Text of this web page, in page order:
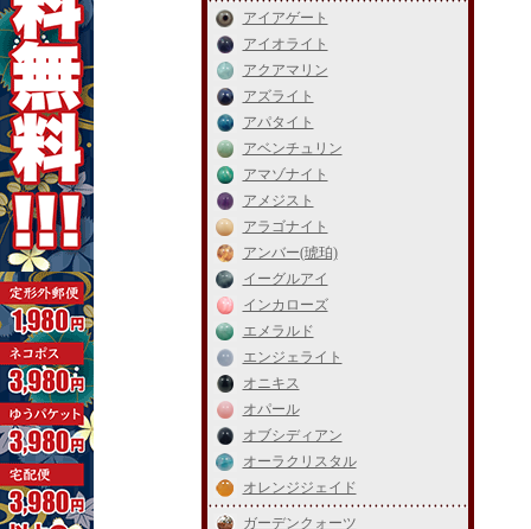
アイアゲート
アイオライト
アクアマリン
アズライト
アパタイト
アベンチュリン
アマゾナイト
アメジスト
アラゴナイト
アンバー(琥珀)
イーグルアイ
インカローズ
エメラルド
エンジェライト
オニキス
オパール
オブシディアン
オーラクリスタル
オレンジジェイド
ガーデンクォーツ